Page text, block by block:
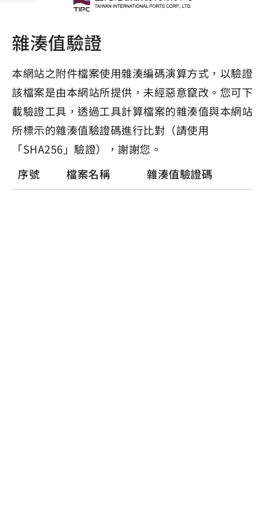
雜湊值驗證
本網站之附件檔案使用雜湊編碼演算方式，以驗證
該檔案是由本網站所提供，未經惡意竄改。您可下
載驗證工具，透過工具計算檔案的雜湊值與本網站
所標示的雜湊值驗證碼進行比對（請使用
「SHA256」驗證），謝謝您。
序號
檔案名稱 雜湊值驗證碼